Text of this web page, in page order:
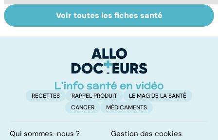
HPV : tout savoir
sur les
Grand froid : nos
conseils
Voir toutes les fiches santé
RECETTES RAPPEL PRODUIT
LE MAG DE LA SANTÉ
CANCER
MÉDICAMENTS
Qui sommes-nous ? Gestion des cookies